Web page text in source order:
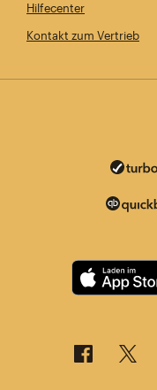
Hilfecenter
Kontakt zum Vertrieb